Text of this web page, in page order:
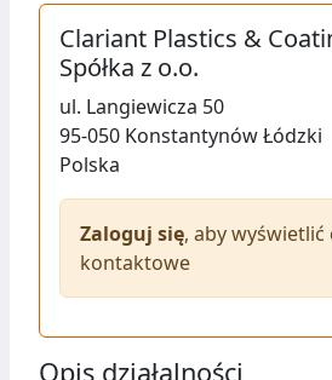
Clariant Plastics &
Spółka z o.o.
ul. Langiewicza 50
95-050 Konstantynów Łódzki
Polska
Zaloguj się, aby wyświetlić
kontaktowe
Opis działalności